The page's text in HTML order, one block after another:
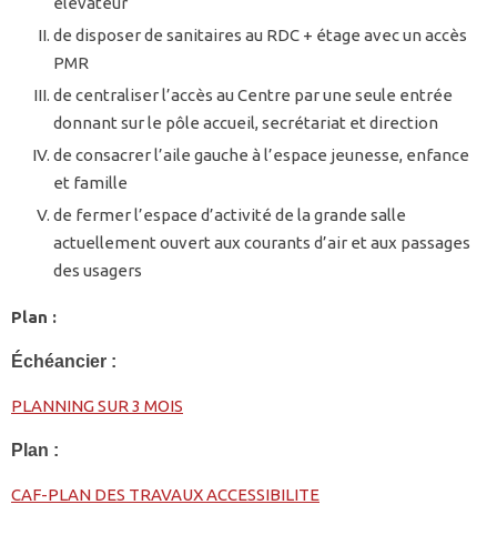
de disposer de sanitaires au RDC + étage avec un accès
PMR
de centraliser l’accès au Centre par une seule entrée
donnant sur le pôle accueil, secrétariat et direction
de consacrer l’aile gauche à l’espace jeunesse, enfance
et famille
de fermer l’espace d’activité de la grande salle
actuellement ouvert aux courants d’air et aux passages
des usagers
Plan :
Échéancier :
PLANNING SUR 3 MOIS
Plan :
CAF-PLAN DES TRAVAUX ACCESSIBILITE